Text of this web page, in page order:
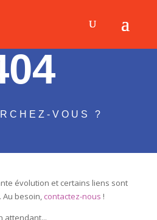
VOUS ?
évolution et certains liens sont
Au besoin, contactez-nous !
attendant...